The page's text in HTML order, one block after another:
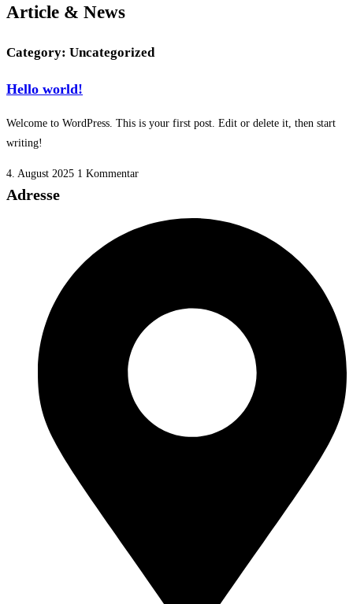
Article & News
Category: Uncategorized
Hello world!
Welcome to WordPress. This is your first post. Edit or delete it, then start
writing!
4. August 2025 1 Kommentar
Adresse